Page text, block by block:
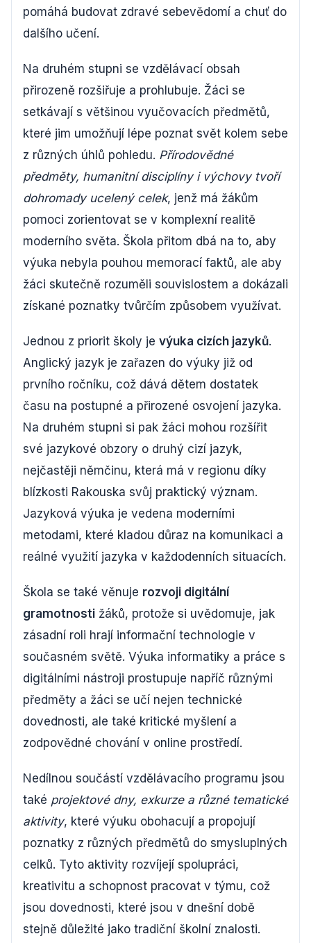
pomáhá budovat zdravé sebevědomí a chuť do
dalšího učení.
Na druhém stupni se vzdělávací obsah
přirozeně rozšiřuje a prohlubuje. Žáci se
setkávají s většinou vyučovacích předmětů,
které jim umožňují lépe poznat svět kolem sebe
z různých úhlů pohledu. Přírodovědné
předměty, humanitní disciplíny i výchovy tvoří
dohromady ucelený celek, jenž má žákům
pomoci zorientovat se v komplexní realitě
moderního světa. Škola přitom dbá na to, aby
výuka nebyla pouhou memorací faktů, ale aby
žáci skutečně rozuměli souvislostem a dokázali
získané poznatky tvůrčím způsobem využívat.
Jednou z priorit školy je výuka cizích jazyků.
Anglický jazyk je zařazen do výuky již od
prvního ročníku, což dává dětem dostatek
času na postupné a přirozené osvojení jazyka.
Na druhém stupni si pak žáci mohou rozšířit
své jazykové obzory o druhý cizí jazyk,
nejčastěji němčinu, která má v regionu díky
blízkosti Rakouska svůj praktický význam.
Jazyková výuka je vedena moderními
metodami, které kladou důraz na komunikaci a
reálné využití jazyka v každodenních situacích.
Škola se také věnuje rozvoji digitální
gramotnosti žáků, protože si uvědomuje, jak
zásadní roli hrají informační technologie v
současném světě. Výuka informatiky a práce s
digitálními nástroji prostupuje napříč různými
předměty a žáci se učí nejen technické
dovednosti, ale také kritické myšlení a
zodpovědné chování v online prostředí.
Nedílnou součástí vzdělávacího programu jsou
také projektové dny, exkurze a různé tematické
aktivity, které výuku obohacují a propojují
poznatky z různých předmětů do smysluplných
celků. Tyto aktivity rozvíjejí spolupráci,
kreativitu a schopnost pracovat v týmu, což
jsou dovednosti, které jsou v dnešní době
stejně důležité jako tradiční školní znalosti.